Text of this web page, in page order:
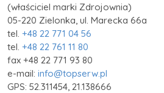
(właściciel marki Zdrojownia)
05-220 Zielonka, ul. Marecka 66a
tel. +48 22 771 04 56
tel. +48 22 761 11 80
fax +48 22 771 93 80
e-mail: info@topserw.pl
GPS: 52.311454, 21.138666